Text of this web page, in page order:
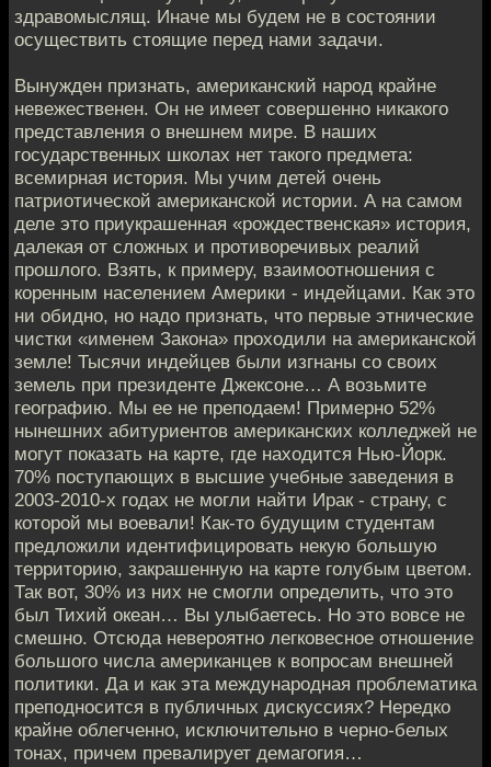
здравомыслящ. Иначе мы будем не в состоянии
осуществить стоящие перед нами задачи.
Вынужден признать, американский народ крайне
невежественен. Он не имеет совершенно никакого
представления о внешнем мире. В наших
государственных школах нет такого предмета:
всемирная история. Мы учим детей очень
патриотической американской истории. А на самом
деле это приукрашенная «рождественская» история,
далекая от сложных и противоречивых реалий
прошлого. Взять, к примеру, взаимоотношения с
коренным населением Америки - индейцами. Как это
ни обидно, но надо признать, что первые этнические
чистки «именем Закона» проходили на американской
земле! Тысячи индейцев были изгнаны со своих
земель при президенте Джексоне… А возьмите
географию. Мы ее не преподаем! Примерно 52%
нынешних абитуриентов американских колледжей не
могут показать на карте, где находится Нью-Йорк.
70% поступающих в высшие учебные заведения в
2003-2010-х годах не могли найти Ирак - страну, с
которой мы воевали! Как-то будущим студентам
предложили идентифицировать некую большую
территорию, закрашенную на карте голубым цветом.
Так вот, 30% из них не смогли определить, что это
был Тихий океан… Вы улыбаетесь. Но это вовсе не
смешно. Отсюда невероятно легковесное отношение
большого числа американцев к вопросам внешней
политики. Да и как эта международная проблематика
преподносится в публичных дискуссиях? Нередко
крайне облегченно, исключительно в черно-белых
тонах, причем превалирует демагогия…